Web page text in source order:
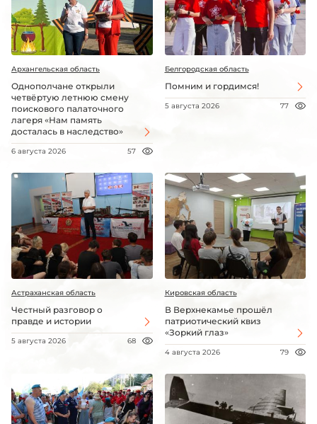
Архангельская область
Однополчане открыли
четвёртую летнюю смену
поискового палаточного
лагеря «Нам память
досталась в наследство»
6 августа 2026 57
Белгородская область
Помним и гордимся!
5 августа 2026 77
Астраханская область
Честный разговор о
правде и истории
5 августа 2026 68
Кировская область
В Верхнекамье прошёл
патриотический квиз
«Зоркий глаз»
4 августа 2026 79